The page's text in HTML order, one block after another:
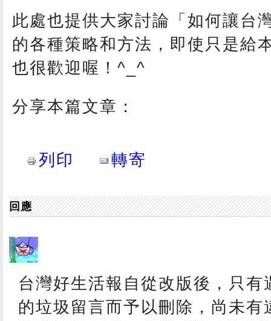
此處也提供大家討論「如何讓台
的各種策略和方法，即使只是給
也很歡迎喔！^_^
分享本篇文章：
列印 轉寄
回應
台灣好生活報自從改版後，只有
的垃圾留言而予以刪除，尚未有